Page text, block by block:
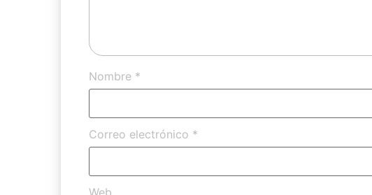
Nombre *
Correo electrónico *